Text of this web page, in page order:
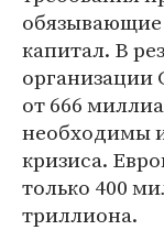
обязывающие
капитал. В
от 666
необходимы
кризиса.
только 400
триллиона.